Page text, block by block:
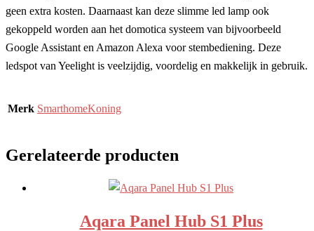
geen extra kosten. Daarnaast kan deze slimme led lamp ook
gekoppeld worden aan het domotica systeem van bijvoorbeeld
Google Assistant en Amazon Alexa voor stembediening. Deze
ledspot van Yeelight is veelzijdig, voordelig en makkelijk in gebruik.
Merk SmarthomeKoning
Gerelateerde producten
Aqara Panel Hub S1 Plus